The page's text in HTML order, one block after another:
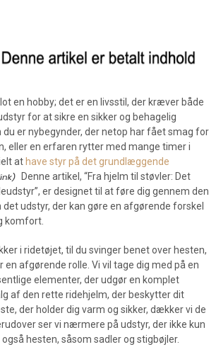
en hobby; det er en livsstil, der kræver både
for at sikre en sikker og behagelig
du er nybegynder, der netop har fået smag for
eller en erfaren rytter med mange timer i
at have styr på det grundlæggende
Denne artikel, “Fra hjelm til støvler: Det
er designet til at føre dig gennem den
udstyr, der kan gøre en afgørende forskel
komfort.
i ridetøjet, til du svinger benet over hesten,
afgørende rolle. Vi vil tage dig med på en
elementer, der udgør en komplet
af den rette ridehjelm, der beskytter dit
der holder dig varm og sikker, dækker vi de
ser vi nærmere på udstyr, der ikke kun
hesten, såsom sadler og stigbøjler.